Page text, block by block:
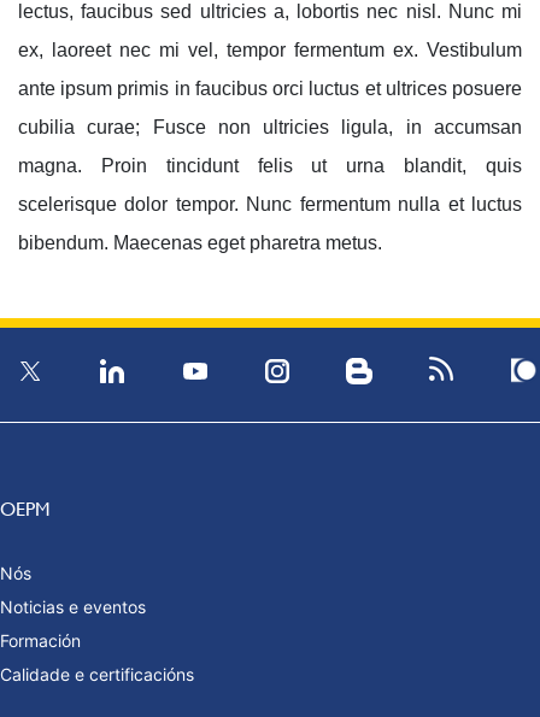
lectus, faucibus sed ultricies a, lobortis nec nisl. Nunc mi
ex, laoreet nec mi vel, tempor fermentum ex. Vestibulum
ante ipsum primis in faucibus orci luctus et ultrices posuere
cubilia curae; Fusce non ultricies ligula, in accumsan
magna. Proin tincidunt felis ut urna blandit, quis
scelerisque dolor tempor. Nunc fermentum nulla et luctus
bibendum. Maecenas eget pharetra metus.
OEPM
Nós
Noticias e eventos
Formación
Calidade e certificacións